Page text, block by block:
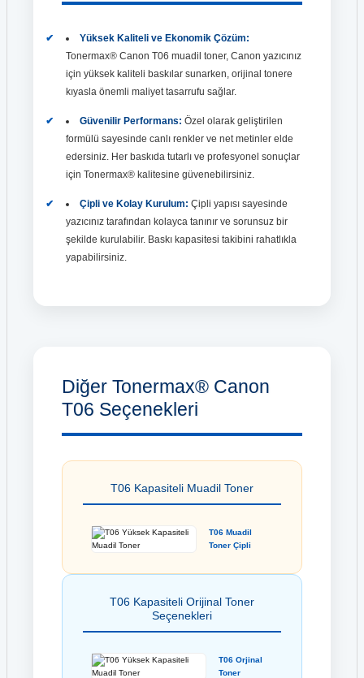
Yüksek Kaliteli ve Ekonomik Çözüm:
Tonermax® Canon T06 muadil toner, Canon yazıcınız
için yüksek kaliteli baskılar sunarken, orijinal tonere
kıyasla önemli maliyet tasarrufu sağlar.
Güvenilir Performans: Özel olarak geliştirilen
formülü sayesinde canlı renkler ve net metinler elde
edersiniz. Her baskıda tutarlı ve profesyonel sonuçlar
için Tonermax® kalitesine güvenebilirsiniz.
Çipli ve Kolay Kurulum: Çipli yapısı sayesinde
yazıcınız tarafından kolayca tanınır ve sorunsuz bir
şekilde kurulabilir. Baskı kapasitesi takibini rahatlıkla
yapabilirsiniz.
Diğer Tonermax® Canon
T06 Seçenekleri
T06 Kapasiteli Muadil Toner
T06 Muadil
Toner Çipli
T06 Kapasiteli Orijinal Toner
Seçenekleri
T06 Orjinal
Toner